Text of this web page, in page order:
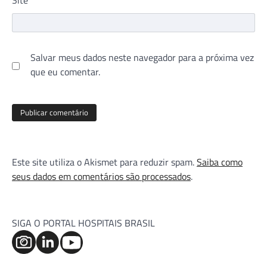
Salvar meus dados neste navegador para a próxima vez
que eu comentar.
Este site utiliza o Akismet para reduzir spam.Saiba como
seus dados em comentários são processados.
SIGA O PORTAL HOSPITAIS BRASIL